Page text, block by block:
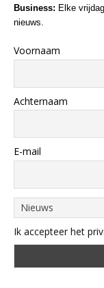
Business: Elke
nieuws.
Voornaam
Achternaam
E-mail
Ik accepteer het